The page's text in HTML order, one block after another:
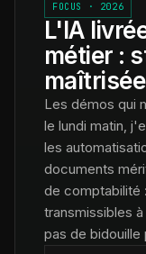
FOCUS · 2026
L'IA
métier :
Les démos qui
le lundi matin,
les
documents
de comptabilité
transmissibles
pas de bidouille